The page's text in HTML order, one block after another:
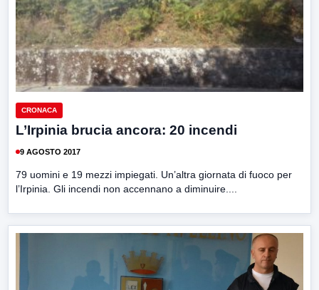
CRONACA
L’Irpinia brucia ancora: 20 incendi
9 AGOSTO 2017
79 uomini e 19 mezzi impiegati. Un’altra giornata di fuoco per
l’Irpinia. Gli incendi non accennano a diminuire....